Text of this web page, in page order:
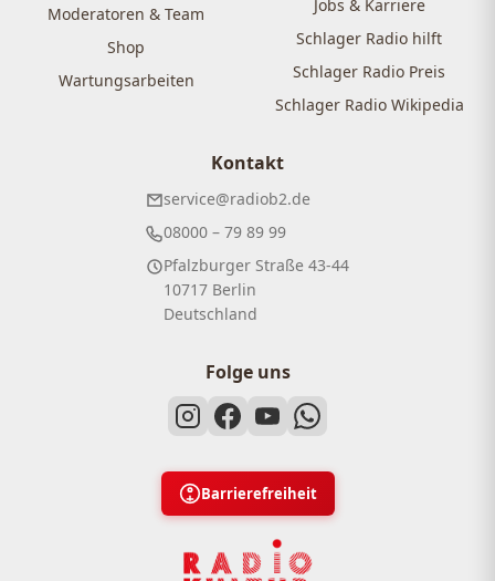
Moderatoren & Team
Shop
Wartungsarbeiten
Jobs & Karriere
Schlager Radio hilft
Schlager Radio Preis
Schlager Radio Wikipedia
Kontakt
service@radiob2.de
08000 – 79 89 99
Pfalzburger Straße 43-44
10717 Berlin
Deutschland
Folge uns
Barrierefreiheit